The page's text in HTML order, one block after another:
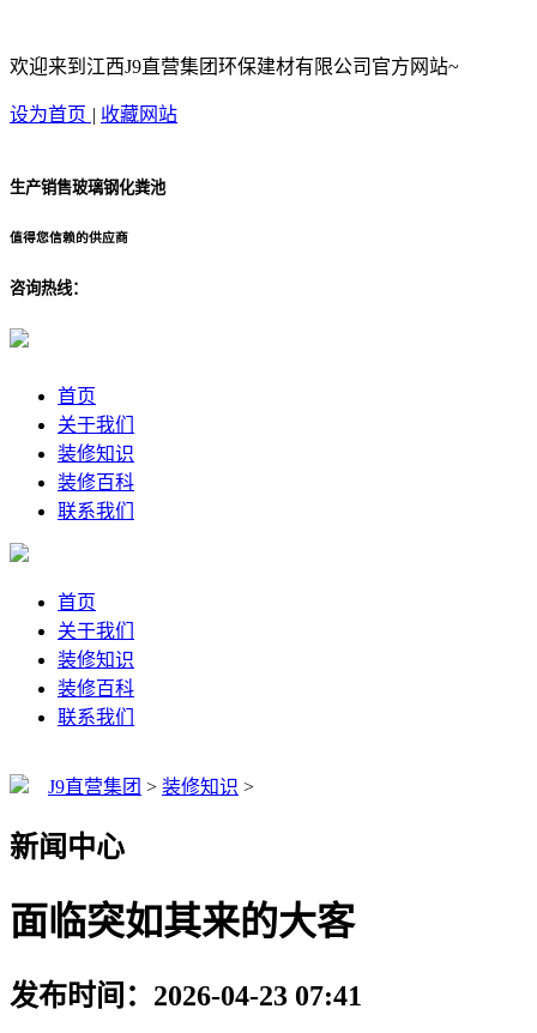
欢迎来到江西J9直营集团环保建材有限公司官方网站~
设为首页 | 收藏网站
生产销售玻璃钢化粪池
值得您信赖的供应商
咨询热线：
首页
关于我们
装修知识
装修百科
联系我们
首页
关于我们
装修知识
装修百科
联系我们
J9直营集团 > 装修知识 >
新闻中心
面临突如其来的大客
发布时间：2026-04-23 07:41